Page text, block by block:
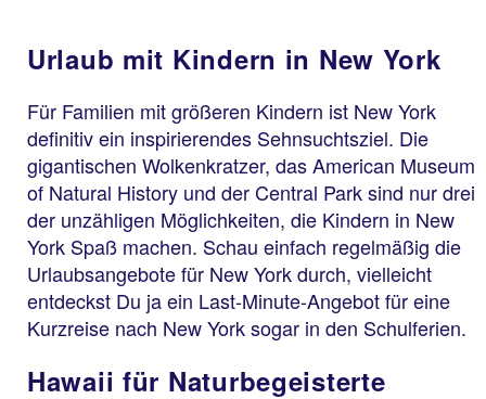
Urlaub mit Kindern in New York
Für Familien mit größeren Kindern ist New York
definitiv ein inspirierendes Sehnsuchtsziel. Die
gigantischen Wolkenkratzer, das American Museum
of Natural History und der Central Park sind nur drei
der unzähligen Möglichkeiten, die Kindern in New
York Spaß machen. Schau einfach regelmäßig die
Urlaubsangebote für New York durch, vielleicht
entdeckst Du ja ein Last-Minute-Angebot für eine
Kurzreise nach New York sogar in den Schulferien.
Hawaii für Naturbegeisterte